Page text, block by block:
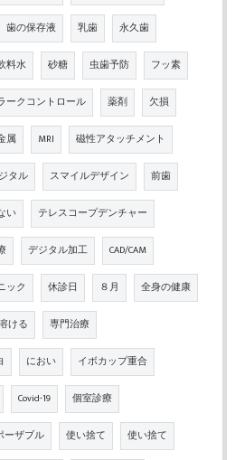
歯の保存液 乳歯 永久歯
料水 砂糖 虫歯予防 フッ素
ークコントロール 薬剤 欠損
属 MRI 磁性アタッチメント
タル スマイルデザイン 前歯
い テレスコープデンチャー
デジタル加工 CAD/CAM
ック 休診日 ８月 全身の健康
ける 専門治療
におい イボカップ重合
Covid-19 個室診療
ーザブル 使い捨て 使い捨て